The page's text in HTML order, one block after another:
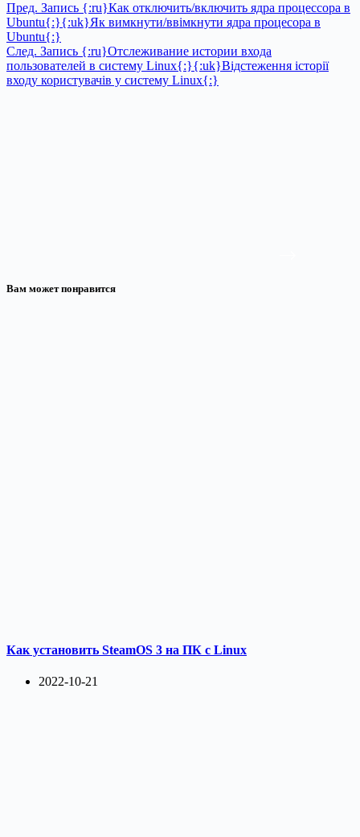
Пред. Запись {:ru}Как отключить/включить ядра процессора в
Ubuntu{:}{:uk}Як вимкнути/ввімкнути ядра процесора в
Ubuntu{:}
След. Запись {:ru}Отслеживание истории входа
пользователей в систему Linux{:}{:uk}Відстеження історії
входу користувачів у систему Linux{:}
Вам может понравится
Как установить SteamOS 3 на ПК с Linux
2022-10-21